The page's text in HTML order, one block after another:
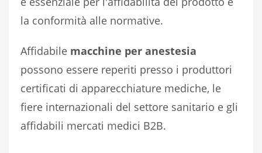
la conformità alle normative.
Affidabile macchine per anestesia
possono essere reperiti presso i produttori
certificati di apparecchiature mediche, le
fiere internazionali del settore sanitario e gli
affidabili mercati medici B2B.